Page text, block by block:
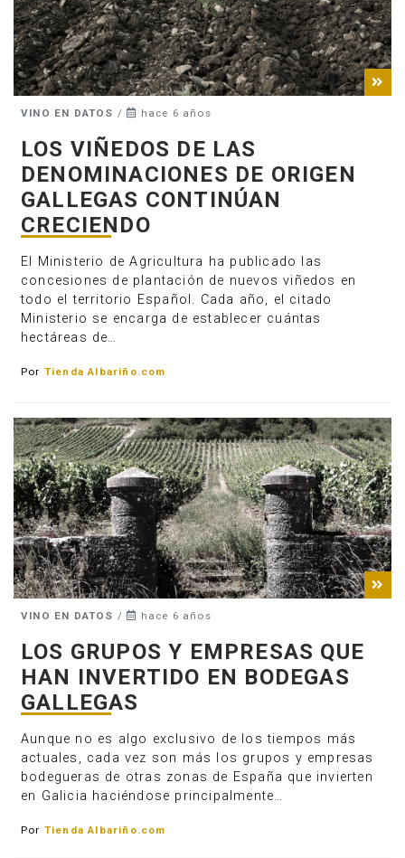
VINO EN DATOS / hace 6 años
LOS VIÑEDOS DE LAS
DENOMINACIONES DE ORIGEN
GALLEGAS CONTINÚAN
CRECIENDO
El Ministerio de Agricultura ha publicado las
concesiones de plantación de nuevos viñedos en
todo el territorio Español. Cada año, el citado
Ministerio se encarga de establecer cuántas
hectáreas de…
Por Tienda Albariño.com
VINO EN DATOS / hace 6 años
LOS GRUPOS Y EMPRESAS QUE
HAN INVERTIDO EN BODEGAS
GALLEGAS
Aunque no es algo exclusivo de los tiempos más
actuales, cada vez son más los grupos y empresas
bodegueras de otras zonas de España que invierten
en Galicia haciéndose principalmente…
Por Tienda Albariño.com